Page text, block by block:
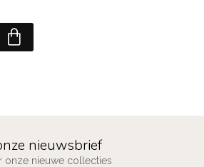
nieuwsbrief
onze nieuwe collecties